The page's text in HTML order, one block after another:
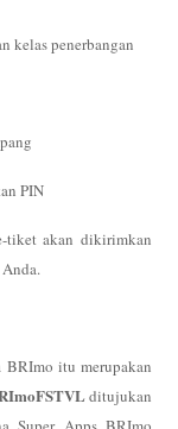
kelas penerbangan
PIN
tiket akan dikirimkan
BRImo itu merupakan
ditujukan